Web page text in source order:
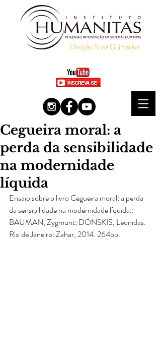
Direção Nina Guimarães
Cegueira moral: a
perda da sensibilidade
na modernidade
líquida
Ensaio sobre o livro Cegueira moral: a perda
da sensibilidade na modernidade líquida.:
BAUMAN, Zygmunt; DONSKIS, Leonidas.
Rio de Janeiro: Zahar, 2014. 264pp.